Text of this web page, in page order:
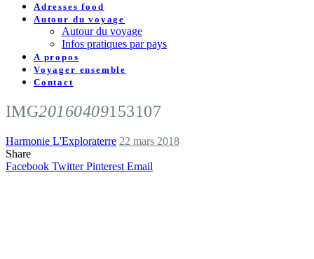
Adresses food
Autour du voyage
Autour du voyage
Infos pratiques par pays
A propos
Voyager ensemble
Contact
IMG20160409153107
Harmonie L'Exploraterre 22 mars 2018
Share
Facebook Twitter Pinterest Email